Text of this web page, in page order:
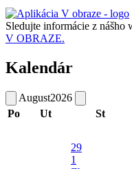
Sledujte informácie z nášho
V OBRAZE.
Kalendár
August2026
Po
Ut St
29
1